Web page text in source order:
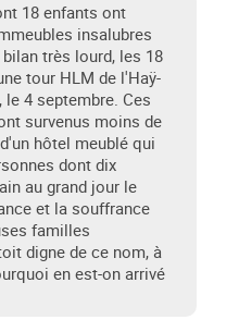
18 enfants ont
insalubres
très lourd, les 18
tour HLM de l'Haÿ-
le 4 septembre. Ces
survenus moins de
hôtel meublé qui
dont dix
au grand jour le
et la souffrance
familles
digne de ce nom, à
en est-on arrivé